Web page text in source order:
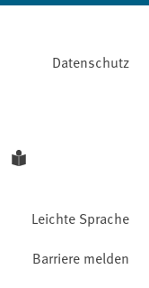
Datenschutz
Leichte Sprache
Barriere melden